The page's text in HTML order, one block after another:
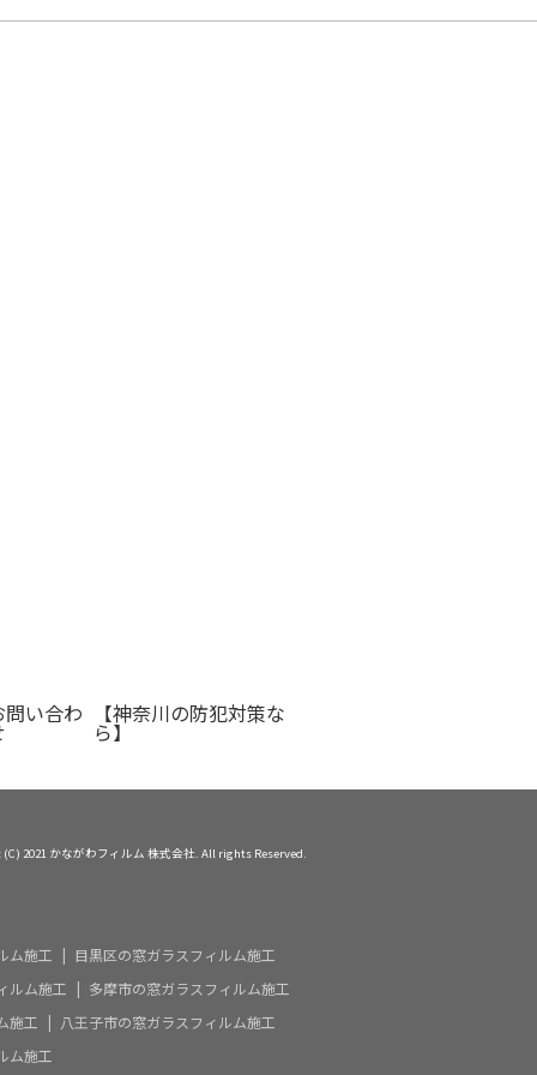
問い合わ 【神奈川の防犯対策な
ら】
2021 かながわフィルム 株式会社. All rights Reserved.
ム施工
目黒区の窓ガラスフィルム施工
ルム施工
多摩市の窓ガラスフィルム施工
施工
八王子市の窓ガラスフィルム施工
ム施工